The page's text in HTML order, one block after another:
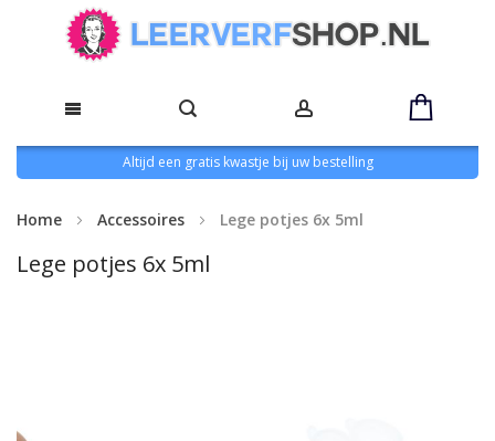
Altijd een gratis kwastje bij uw bestelling
Home Accessoires Lege potjes 6x 5ml
Lege potjes 6x 5ml
de